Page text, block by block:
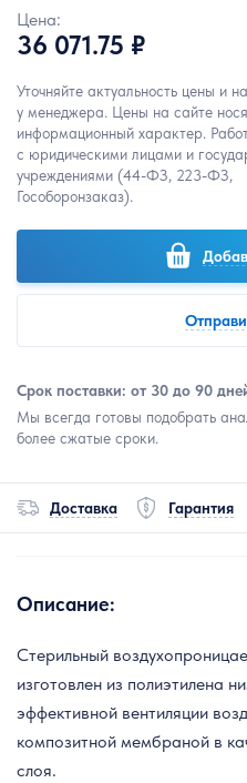
Цена:
36 071.75 ₽
Уточняйте актуальность цены и
у менеджера. Цены на сайте
информационный характер.
с юридическими лицами и
учреждениями (44-ФЗ, 223-ФЗ,
Гособоронзаказ).
Срок поставки: от 30 до 90
Мы всегда готовы подобрать
более сжатые сроки.
Доставка Гарантия
Описание:
Стерильный
изготовлен из полиэтилена
эффективной вентиляции
композитной мембраной в
слоя.